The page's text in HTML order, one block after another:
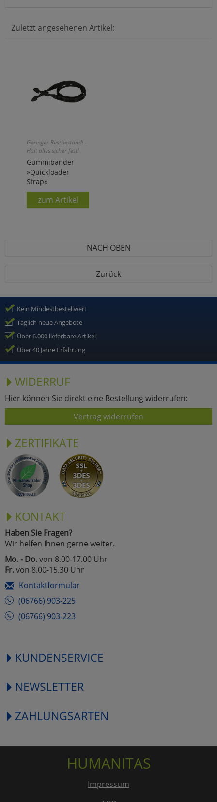
Zuletzt angesehenen Artikel:
Geringer Restbestand! -
Hält alles sicher fest!
Gummibänder
»Quickloader
Strap«
zum Artikel
NACH OBEN
Zurück
Kein Mindestbestellwert
Täglich neue Angebote
Über 6.000 lieferbare Artikel
Über 40 Jahre Erfahrung
WIDERRUF
Hier können Sie direkt eine Bestellung widerrufen:
Vertrag widerrufen
ZERTIFIKATE
KONTAKT
Haben Sie Fragen?
Wir helfen Ihnen gerne weiter.
Mo. - Do.von 8.00-17.00 Uhr
Fr.von 8.00-15.30 Uhr
Kontaktformular
(06766) 903-225
(06766) 903-223
KUNDENSERVICE
NEWSLETTER
ZAHLUNGSARTEN
HUMANITAS
Impressum